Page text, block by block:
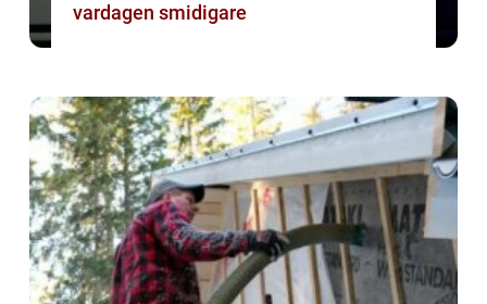
vardagen smidigare